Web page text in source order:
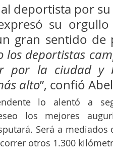
deportista por
su
gran sentido de
los deportistas
por la ciudad y
alto”, confió
lo alentó a
los mejores
Será a mediados
otros 1.300